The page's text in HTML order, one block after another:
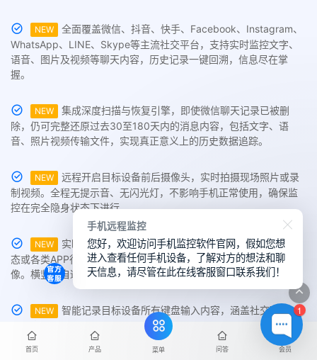
NEW
全面覆盖微信、抖音、快手、Facebook、Instagram、
WhatsApp、LINE、Skype等主流社交平台，支持实时监控文字、
语音、图片及视频等聊天内容，历史记录一键回溯，信息尽在掌
握。
NEW
集成深度扫描与恢复引擎，即使微信聊天记录已被删
除，仍可完整还原过去30至180天内的消息内容，包括文字、语
音、照片视频传输文件，实现真正意义上的历史数据追踪。
NEW
远程开启目标设备前后摄像头，实时拍摄现场照片或录
制视频。全程无提示音、无闪光灯，不影响手机正常使用，确保监
控在完全隐身状态下进行。
NEW
实时同步对方手机屏幕画面，无论其正在聊天、浏览动
态或各类APP行为轨迹，您皆可实时观看，并支持远程截图或录
像。横竖屏自适应切换，画面传输超清流畅。
NEW
智能记录目标设备所有键盘输入内容，涵盖社交聊天、
账号密码、搜索关键词及登录信息，为行为分析提供依据，适用于
内容监管、数据取证与账号保护等多种场景。
首页 产品 菜单 问答 会员
1
手机远程监控
您好，欢迎访问手机监控软件官网，假如您想
进入查看任何手机设备，了解对方的想法和聊
天信息，请尽管在此在线客服窗口联系我们！